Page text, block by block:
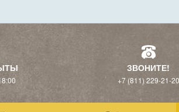
ЗВОНИТЕ!
+7 (811) 229-21-20